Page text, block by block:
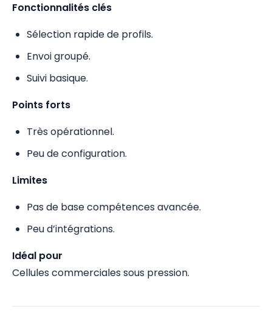
Fonctionnalités clés
Sélection rapide de profils.
Envoi groupé.
Suivi basique.
Points forts
Très opérationnel.
Peu de configuration.
Limites
Pas de base compétences avancée.
Peu d’intégrations.
Idéal pour
Cellules commerciales sous pression.